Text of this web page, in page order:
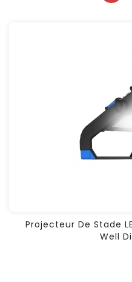
Projecteur De Stade
Well